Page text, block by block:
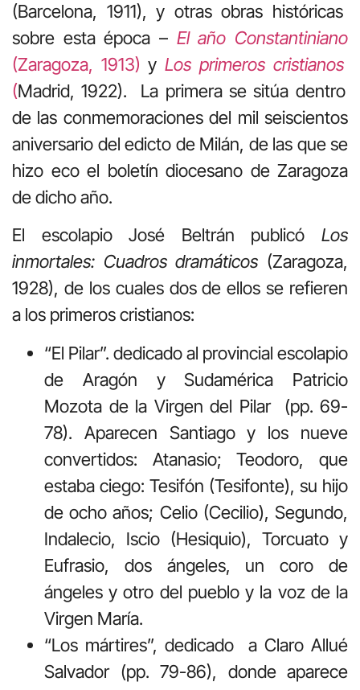
(Barcelona, 1911), y otras obras históricas
sobre esta época – El año Constantiniano
(Zaragoza, 1913) y Los primeros cristianos
(Madrid, 1922). La primera se sitúa dentro
de las conmemoraciones del mil seiscientos
aniversario del edicto de Milán, de las que se
hizo eco el boletín diocesano de Zaragoza
de dicho año.
El escolapio José Beltrán publicó Los
inmortales: Cuadros dramáticos (Zaragoza,
1928), de los cuales dos de ellos se refieren
a los primeros cristianos:
“El Pilar”. dedicado al provincial escolapio
de Aragón y Sudamérica Patricio
Mozota de la Virgen del Pilar (pp. 69-
78). Aparecen Santiago y los nueve
convertidos: Atanasio; Teodoro, que
estaba ciego: Tesifón (Tesifonte), su hijo
de ocho años; Celio (Cecilio), Segundo,
Indalecio, Iscio (Hesiquio), Torcuato y
Eufrasio, dos ángeles, un coro de
ángeles y otro del pueblo y la voz de la
Virgen María.
“Los mártires”, dedicado a Claro Allué
Salvador (pp. 79-86), donde aparece